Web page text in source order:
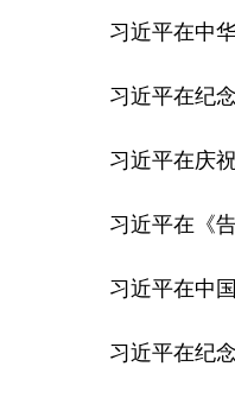
习近平在中
习近平在纪
习近平在庆
习近平在《
习近平在中
习近平在纪